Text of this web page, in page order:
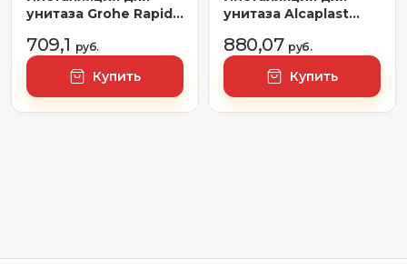
унитаза Grohe Rapid
709,1 руб.
Купить
унитаза Alcaplast
Alcamodul
880,07 руб.
Купить